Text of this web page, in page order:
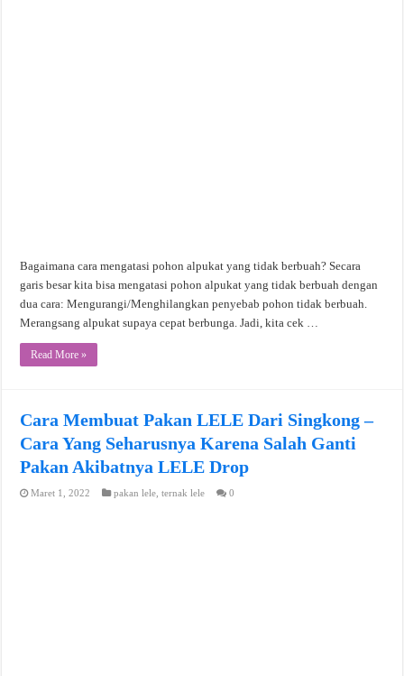
Bagaimana cara mengatasi pohon alpukat yang tidak berbuah? Secara
garis besar kita bisa mengatasi pohon alpukat yang tidak berbuah dengan
dua cara: Mengurangi/Menghilangkan penyebab pohon tidak berbuah.
Merangsang alpukat supaya cepat berbunga. Jadi, kita cek …
Read More »
Cara Membuat Pakan LELE Dari Singkong –
Cara Yang Seharusnya Karena Salah Ganti
Pakan Akibatnya LELE Drop
Maret 1, 2022 pakan lele ,ternak lele 0